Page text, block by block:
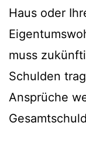
Haus oder
muss
Schulden
Ansprüche